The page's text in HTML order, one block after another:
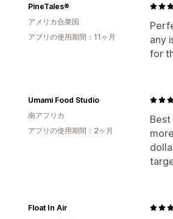
any
for
PineTales®
アメリカ合衆国
アプリの使用期間：11ヶ月
Umami Food Studio
南アフリカ
アプリの使用期間：2ヶ月
Float In Air